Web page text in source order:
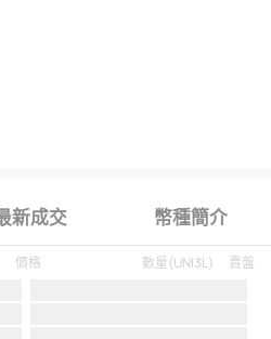
新成交 幣種簡介
價格 賣盤
數量(UNI3L)